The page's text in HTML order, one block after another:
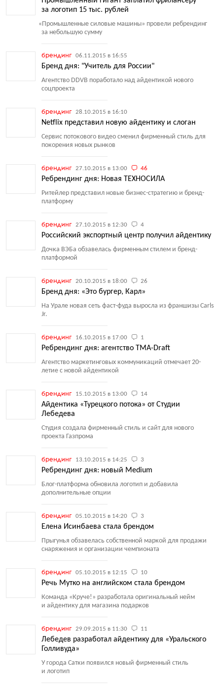
за логотип 15 тыс. рублей
«Промышленные силовые машины» провели ребрендинг
за небольшую сумму
брендинг 06.11.2015 в 16:55
Бренд дня: "Учитель для России"
Агентство DDVB поработало над айдентикой нового
соцпроекта
брендинг 28.10.2015 в 16:10
Netflix представил новую айдентику и слоган
Сервис потокового видео сменил фирменный стиль для
покорения новых рынков
брендинг 27.10.2015 в 13:00 46
Ребрендинг дня: Новая ТЕХНОСИЛА
Ритейлер представил новые бизнес-стратегию и бренд-
платформу
брендинг 27.10.2015 в 12:30 4
Российский экспортный центр получил айдентику
Дочка ВЭБа обзавелась фирменным стилем и бренд-
платформой
брендинг 20.10.2015 в 18:00 26
Бренд дня: «Это бургер, Карл»
На Урале новая сеть фаст-фуда выросла из франшизы Carls
Jr.
брендинг 16.10.2015 в 17:00 1
Ребрендинг дня: агентство TMA-Draft
Агентство маркетинговых коммуникаций отмечает 20-
летие с новой айдентикой
брендинг 15.10.2015 в 13:00 14
Айдентика «Турецкого потока» от Студии
Лебедева
Студия создала фирменный стиль и сайт для нового
проекта Газпрома
брендинг 13.10.2015 в 14:25 3
Ребрендинг дня: новый Medium
Блог-платформа обновила логотип и добавила
дополнительные опции
брендинг 05.10.2015 в 14:20 3
Елена Исинбаева стала брендом
Прыгунья обзавелась собственной маркой для продажи
снаряжения и организации чемпионата
брендинг 05.10.2015 в 12:15 10
Речь Мутко на английском стала брендом
Команда «Круче!» разработала оригинальный нейм
и айдентику для магазина подарков
брендинг 29.09.2015 в 11:30 11
Лебедев разработал айдентику для «Уральского
Голливуда»
У города Сатки появился новый фирменный стиль
и логотип